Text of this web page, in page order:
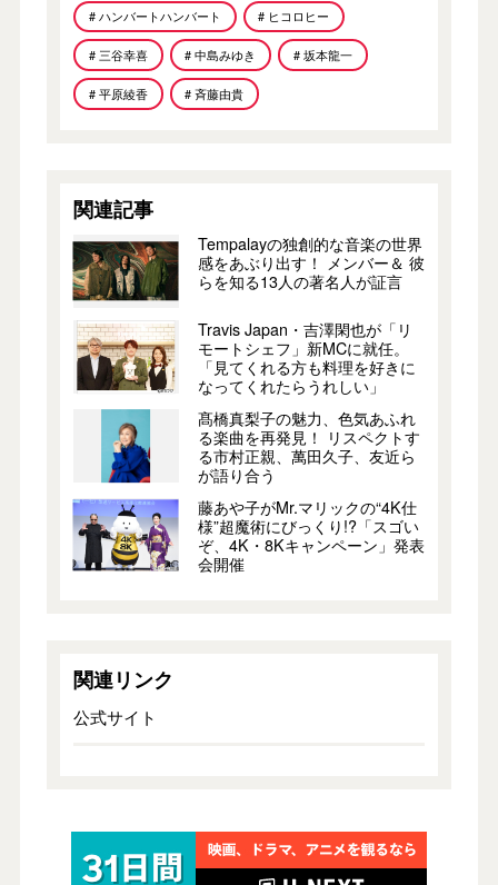
# ハンバートハンバート # ヒコロヒー
# 三谷幸喜 # 中島みゆき # 坂本龍一
# 平原綾香 # 斉藤由貴
関連記事
Tempalayの独創的な音楽の世界
感をあぶり出す！ メンバー＆ 彼
らを知る13人の著名人が証言
Travis Japan・吉澤閑也が「リ
モートシェフ」新MCに就任。
「見てくれる方も料理を好きに
なってくれたらうれしい」
髙橋真梨子の魅力、色気あふれ
る楽曲を再発見！ リスペクトす
る市村正親、萬田久子、友近ら
が語り合う
藤あや子がMr.マリックの“4K仕
様”超魔術にびっくり!?「スゴい
ぞ、4K・8Kキャンペーン」発表
会開催
関連リンク
公式サイト